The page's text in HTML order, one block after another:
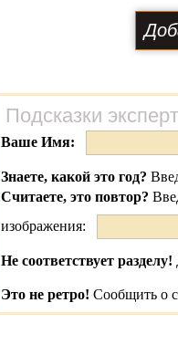
Подсказки
Ваше Имя:
Знаете, какой это год?
Считаете, это повтор?
изображения:
Не соответствует разделу!
Это не ретро! Сообщить о